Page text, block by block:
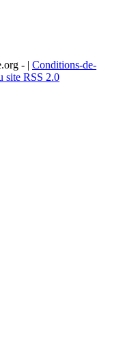
- | Conditions-de-
RSS 2.0